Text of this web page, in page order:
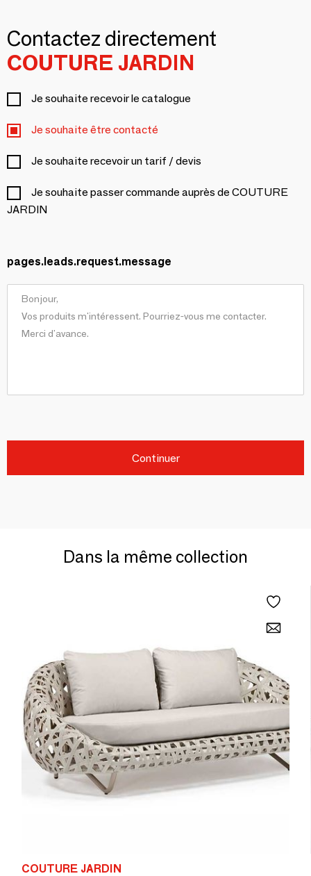
Contactez directement
COUTURE JARDIN
Je souhaite recevoir le catalogue
Je souhaite être contacté
Je souhaite recevoir un tarif / devis
Je souhaite passer commande auprès de COUTURE
JARDIN
pages.leads.request.message
Continuer
Dans la même collection
COUTURE JARDIN